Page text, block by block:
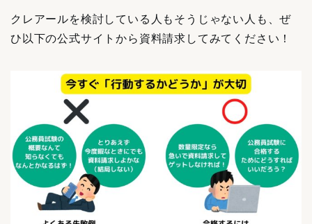
クレアールを検討している人もそうじゃない人も、ぜ
ひ以下の公式サイトから資料請求してみてください！